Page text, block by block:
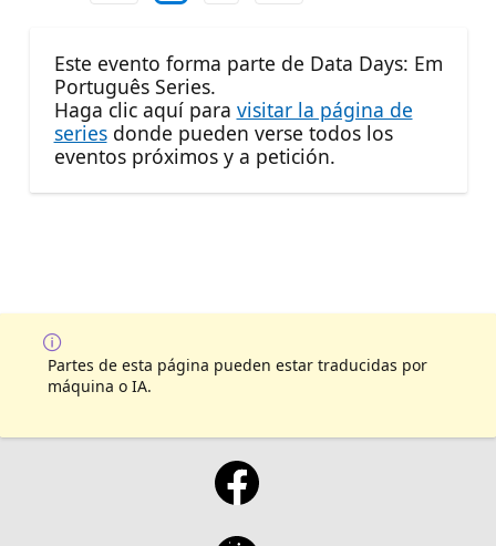
Este evento forma parte de Data Days: Em
Português Series.
Haga clic aquí para visitar la página de
seriesdonde pueden verse todos los
eventos próximos y a petición.
Partes de esta página pueden estar traducidas por
máquina o IA.